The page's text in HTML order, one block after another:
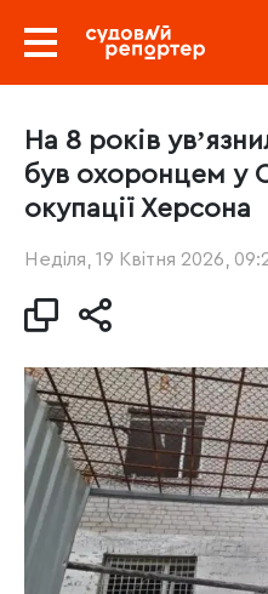
На 8 років
був охоронцем у
окупації Херсона
Неділя, 19 Квітня 2026,